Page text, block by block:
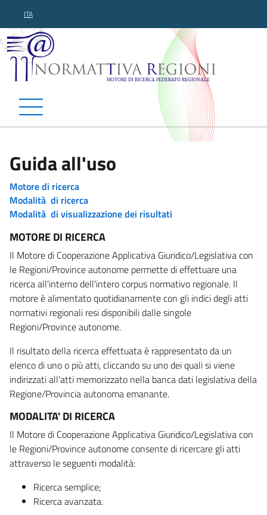
ITA
Normattiva Regioni -
Guida all'uso
Motore di ricerca
Modalità di ricerca
Modalità di visualizzazione dei risultati
MOTORE DI RICERCA
Il Motore di Cooperazione Applicativa Giuridico/Legislativa con
le Regioni/Province autonome permette di effettuare una
ricerca all'interno dell'intero corpus normativo regionale. Il
motore è alimentato quotidianamente con gli indici degli atti
normativi regionali resi disponibili dalle singole
Regioni/Province autonome.
Il risultato della ricerca effettuata è rappresentato da un
elenco di uno o più atti, cliccando su uno dei quali si viene
indirizzati all'atti memorizzato nella banca dati legislativa della
Regione/Provincia autonoma emanante.
MODALITA' DI RICERCA
Il Motore di Cooperazione Applicativa Giuridico/Legislativa con
le Regioni/Province autonome consente di ricercare gli atti
attraverso le seguenti modalità:
Ricerca semplice;
Ricerca avanzata.